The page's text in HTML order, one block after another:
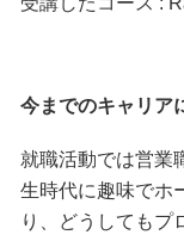
今までのキャリア
就職活動では営業
生時代に趣味でホ
り、どうしてもプ